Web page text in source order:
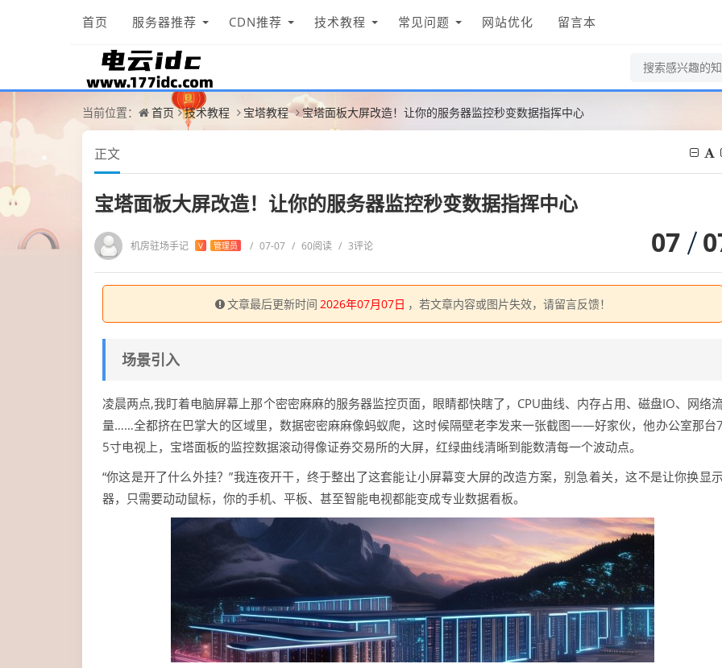
首页 服务器推荐 CDN推荐 技术教程 常见问题 网站优化 留言本
当前位置： 首页 技术教程 宝塔教程 宝塔面板大屏改造！让你的服务器监控秒变数据指挥中心
正文
宝塔面板大屏改造！让你的服务器监控秒变数据指挥中心
机房驻场手记 V 管理员 / 07-07 / 60阅读 / 3评论 07
文章最后更新时间 2026年07月07日 ，若文章内容或图片失效，请留言反馈！
场景引入
凌晨两点,我盯着电脑屏幕上那个密密麻麻的服务器监控页面，眼睛都快瞎了，CPU曲线、内存占用、磁盘IO、网络
量……全都挤在巴掌大的区域里，数据密密麻麻像蚂蚁爬，这时候隔壁老李发来一张截图——好家伙，他办公室那台7
5寸电视上，宝塔面板的监控数据滚动得像证券交易所的大屏，红绿曲线清晰到能数清每一个波动点。
“你这是开了什么外挂？”我连夜开干，终于整出了这套能让小屏幕变大屏的改造方案，别急着关，这不是让你换显示
器，只需要动动鼠标，你的手机、平板、甚至智能电视都能变成专业数据看板。